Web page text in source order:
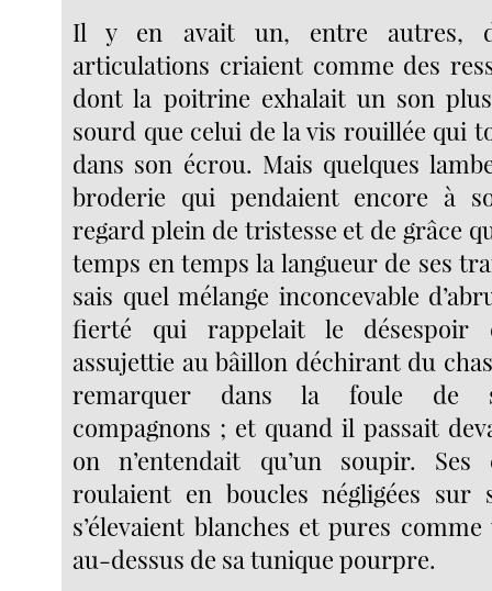
Il y en avait un, entre autres,
articulations criaient comme des
dont la poitrine exhalait un son
sourd que celui de la vis rouillée qui
dans son écrou. Mais quelques
broderie qui pendaient encore à
regard plein de tristesse et de grâce
temps en temps la langueur de ses
sais quel mélange inconcevable
fierté qui rappelait le désespoir
assujettie au bâillon déchirant du
remarquer dans la foule de
compagnons ; et quand il passait
on n’entendait qu’un soupir. Ses
roulaient en boucles négligées sur
s’élevaient blanches et pures
au-dessus de sa tunique pourpre.